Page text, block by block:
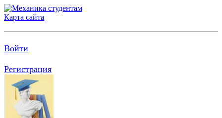
Карта сайта
Войти
Регистрация